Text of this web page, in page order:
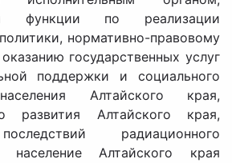
функции по реализации
нормативно-правовому
государственных услуг
поддержки и социального
Алтайского края,
развития Алтайского края,
радиационного
население Алтайского края